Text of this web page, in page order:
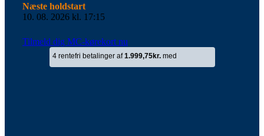
Næste holdstart
10. 08. 2026 kl. 17:15
Tilmeld dig MC-kørekort nu